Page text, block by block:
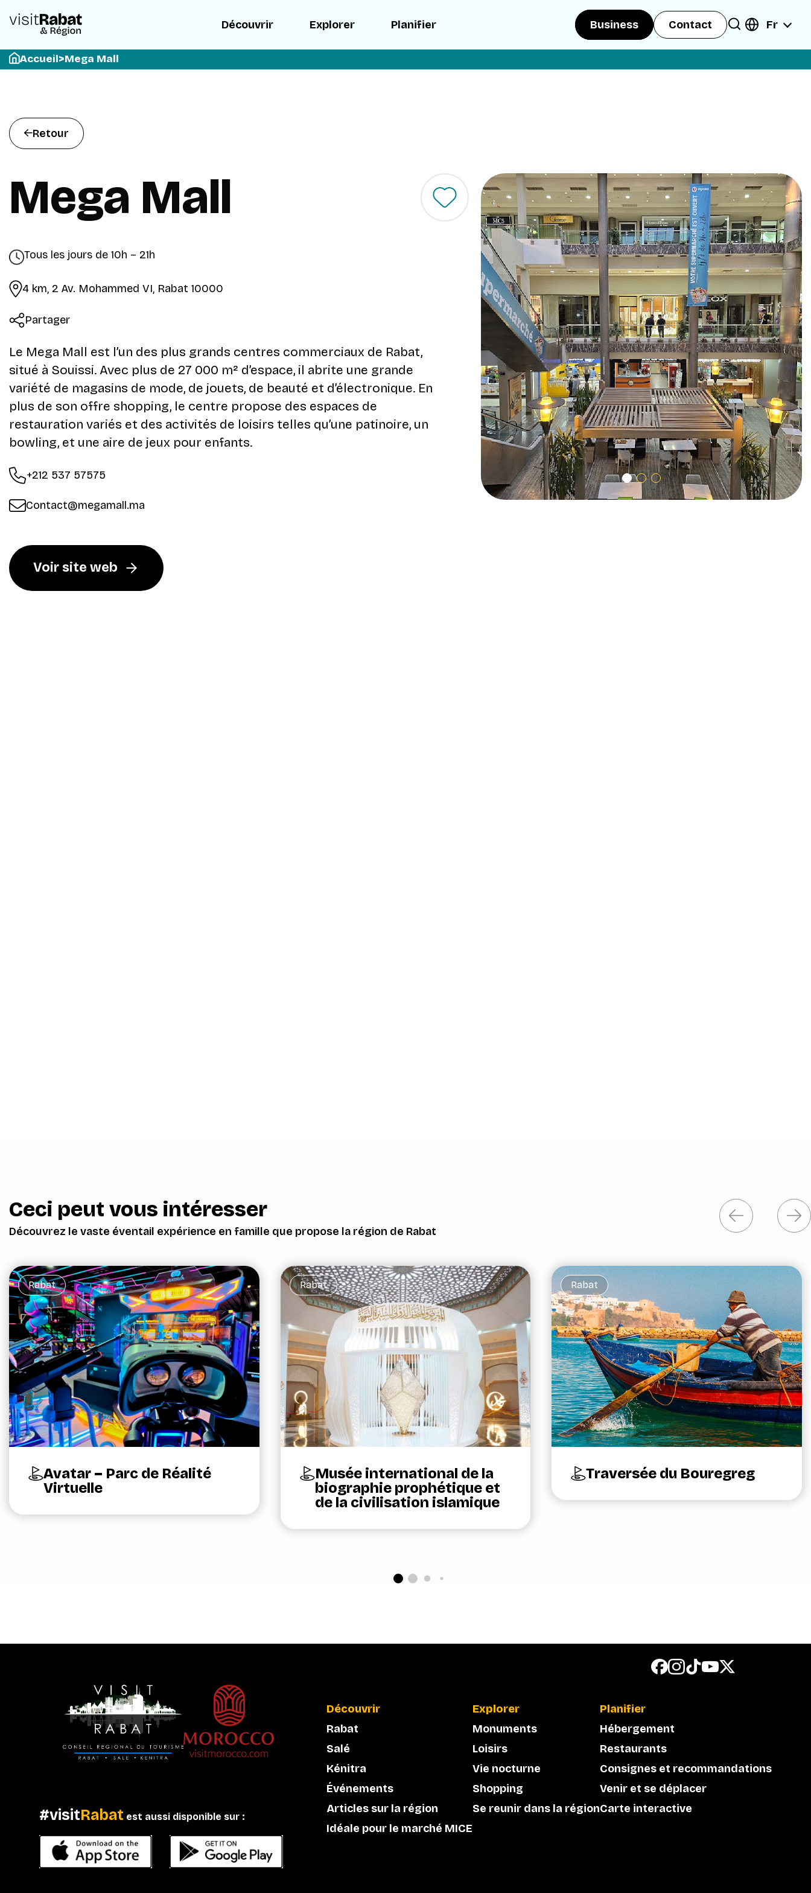
Découvrir Explorer Planifier Business Contact Fr
Accueil>Mega Mall
Retour
Mega Mall
Tous les jours de 10h – 21h
4 km, 2 Av. Mohammed VI, Rabat 10000
Partager
Le Mega Mall est l’un des plus grands centres commerciaux de Rabat,
situé à Souissi. Avec plus de 27 000 m² d’espace, il abrite une grande
variété de magasins de mode, de jouets, de beauté et d’électronique. En
plus de son offre shopping, le centre propose des espaces de
restauration variés et des activités de loisirs telles qu’une patinoire, un
bowling, et une aire de jeux pour enfants.
+212 537 57575
Contact@megamall.ma
Voir site web
Ceci peut vous intéresser
Découvrez le vaste éventail expérience en famille que propose la région de Rabat
Rabat
Avatar – Parc de Réalité
Virtuelle
Rabat
Musée international de la
biographie prophétique et
de la civilisation islamique
Rabat
Traversée du Bouregreg
#visitRabat est aussi disponible sur :
Découvrir
Rabat
Salé
Kénitra
Événements
Articles sur la région
Idéale pour le marché MICE
Explorer
Monuments
Loisirs
Vie nocturne
Shopping
Se reunir dans la région
Planifier
Hébergement
Restaurants
Consignes et recommandations
Venir et se déplacer
Carte interactive